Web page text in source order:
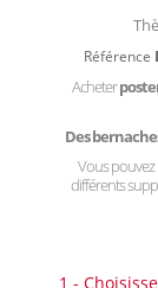
Référence
Acheter
Des
Vous
différents
1 -